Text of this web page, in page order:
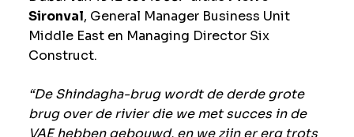
Sironval, General Manager Business Unit
Middle East en Managing Director Six
Construct.
“De Shindagha-brug wordt de derde grote
brug over de rivier die we met succes in de
VAE hebben gebouwd, en we zijn er erg trots